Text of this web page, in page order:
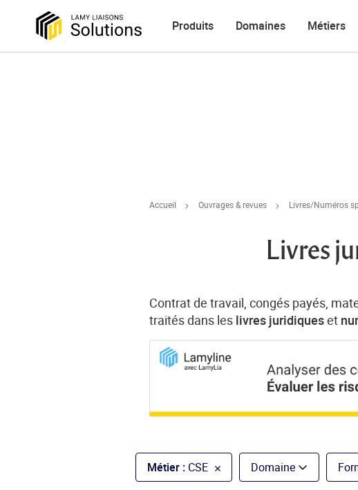
Produits Domaines Métiers
Accueil Ouvrages & revues Livres/Numéros
Livres
Contrat de travail, congés payés,
traités dans les livres juridiqueset
Métier : CSE Domaine